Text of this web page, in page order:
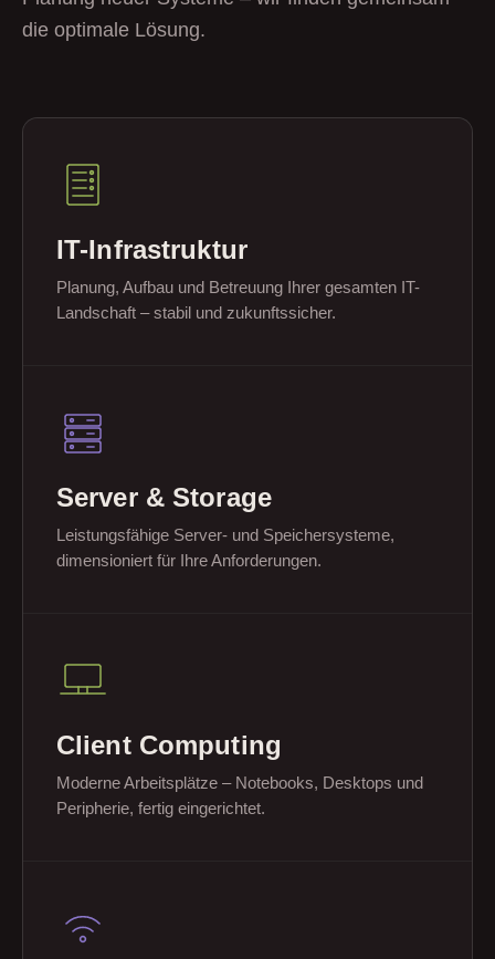
die optimale Lösung.
IT-Infrastruktur
Planung, Aufbau und Betreuung Ihrer gesamten IT-
Landschaft – stabil und zukunftssicher.
Server & Storage
Leistungsfähige Server- und Speichersysteme,
dimensioniert für Ihre Anforderungen.
Client Computing
Moderne Arbeitsplätze – Notebooks, Desktops und
Peripherie, fertig eingerichtet.